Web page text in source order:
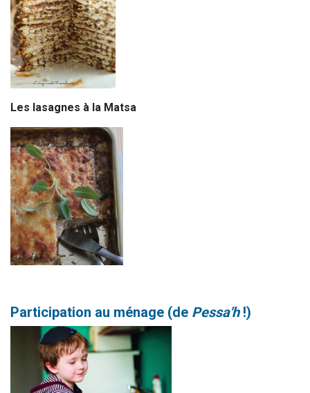
Les lasagnes à la Matsa
Participation au ménage (de Pessa'h!)